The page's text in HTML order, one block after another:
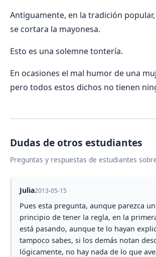
Antiguamente, en la tradición
se cortara la mayonesa.
Esto es una solemne tontería.
En ocasiones el mal humor de una
pero todos estos dichos no tienen
Dudas de otros estudiantes
Preguntas y respuestas de estudiantes
Julia2013-05-15
Pues esta pregunta, aunque parezca
principio de tener la regla, en la
está pasando, aunque te lo hayan
tampoco sabes, si los demás notan
lógicamente, no hay nada de lo que